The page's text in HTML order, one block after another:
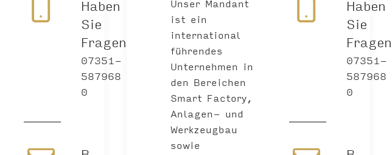
Haben
Sie
Fragen?
07351-
587968
0
Unser Mandant
ist ein
international
führendes
Unternehmen in
den Bereichen
Smart Factory,
Anlagen- und
Werkzeugbau
sowie
Haben
Sie
07351-
587968
0